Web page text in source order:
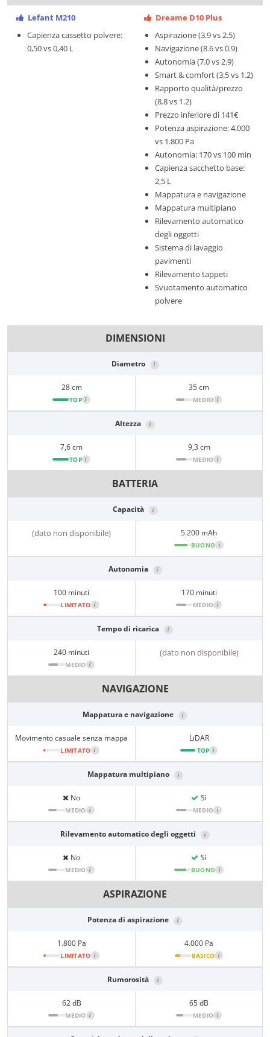
Lefant M210
Capienza cassetto polvere:
0,50 vs 0,40 L
Dreame D10 Plus
Aspirazione (3.9 vs 2.5)
Navigazione (8.6 vs 0.9)
Autonomia (7.0 vs 2.9)
Smart & comfort (3.5 vs 1.2)
Rapporto qualità/prezzo
(8.8 vs 1.2)
Prezzo inferiore di 141€
Potenza aspirazione: 4.000
vs 1.800 Pa
Autonomia: 170 vs 100 min
Capienza sacchetto base:
2,5 L
Mappatura e navigazione
Mappatura multipiano
Rilevamento automatico
degli oggetti
Sistema di lavaggio
pavimenti
Rilevamento tappeti
Svuotamento automatico
polvere
DIMENSIONI
Diametro i
28 cm
TOP i
35 cm
MEDIO i
Altezza i
7,6 cm
TOP i
9,3 cm
MEDIO i
BATTERIA
Capacità i
(dato non disponibile) 5.200 mAh
BUONO i
Autonomia i
100 minuti
LIMITATO i
170 minuti
MEDIO i
Tempo di ricarica i
240 minuti
MEDIO i
(dato non disponibile)
NAVIGAZIONE
Mappatura e navigazione i
Movimento casuale senza mappa
LIMITATO i
LiDAR
TOP i
Mappatura multipiano i
No
MEDIO i
Sì
MEDIO i
Rilevamento automatico degli oggetti i
No
MEDIO i
Sì
BUONO i
ASPIRAZIONE
Potenza di aspirazione i
1.800 Pa
LIMITATO i
4.000 Pa
BASICO i
Rumorosità i
62 dB
MEDIO i
65 dB
MEDIO i